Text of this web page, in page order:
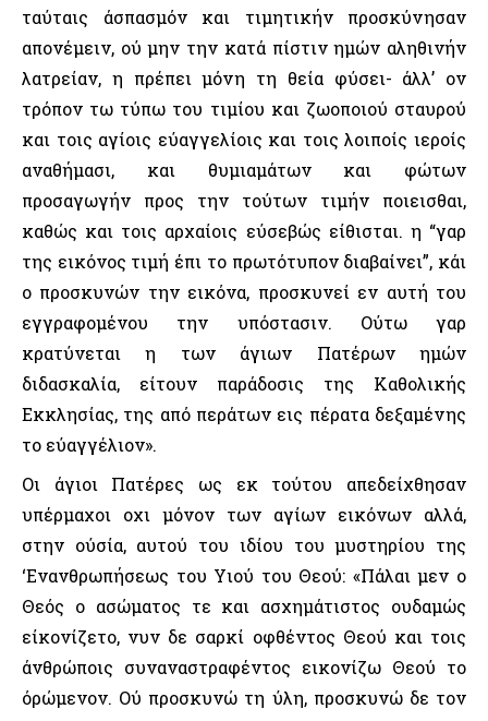
ταύταις άσπασμόν και τιμητικήν προσκύνησαν
απονέμειν, ού μην την κατά πίστιν ημών αληθινήν
λατρείαν, η πρέπει μόνη τη θεία φύσει- άλλ’ ον
τρόπον τω τύπω του τιμίου και ζωοποιού σταυρού
και τοις αγίοις εύαγγελίοις και τοις λοιποίς ιεροίς
αναθήμασι, και θυμιαμάτων και φώτων
προσαγωγήν προς την τούτων τιμήν ποιεισθαι,
καθώς και τοις αρχαίοις εύσεβώς είθισται. η “γαρ
της εικόνος τιμή έπι το πρωτότυπον διαβαίνει”, κάι
ο προσκυνών την εικόνα, προσκυνεί εν αυτή του
εγγραφομένου την υπόστασιν. Ούτω γαρ
κρατύνεται η των άγιων Πατέρων ημών
διδασκαλία, είτουν παράδοσις της Καθολικής
Εκκλησίας, της από περάτων εις πέρατα δεξαμένης
το εύαγγέλιον».
Οι άγιοι Πατέρες ως εκ τούτου απεδείχθησαν
υπέρμαχοι οχι μόνον των αγίων εικόνων αλλά,
στην ούσία, αυτού του ιδίου του μυστηρίου της
‘Ενανθρωπήσεως του Υιού του Θεού: «Πάλαι μεν ο
Θεός ο ασώματος τε και ασχημάτιστος ουδαμώς
είκονίζετο, νυν δε σαρκί οφθέντος Θεού και τοις
άνθρώποις συναναστραφέντος εικονίζω Θεού το
όρώμενον. Ού προσκυνώ τη ύλη, προσκυνώ δε τον